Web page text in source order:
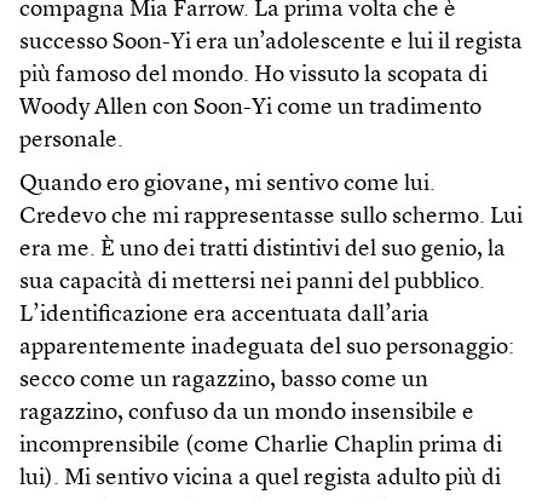
compagna Mia Farrow. La prima volta che è
successo Soon-Yi era un’adolescente e lui il regista
più famoso del mondo. Ho vissuto la scopata di
Woody Allen con Soon-Yi come un tradimento
personale.
Quando ero giovane, mi sentivo come lui.
Credevo che mi rappresentasse sullo schermo. Lui
era me. È uno dei tratti distintivi del suo genio, la
sua capacità di mettersi nei panni del pubblico.
L’identificazione era accentuata dall’aria
apparentemente inadeguata del suo personaggio:
secco come un ragazzino, basso come un
ragazzino, confuso da un mondo insensibile e
incomprensibile (come Charlie Chaplin prima di
lui). Mi sentivo vicina a quel regista adulto più di